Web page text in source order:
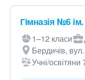
Гімназія №6
1–12 класи
Бердичів,
Учні/освітяни